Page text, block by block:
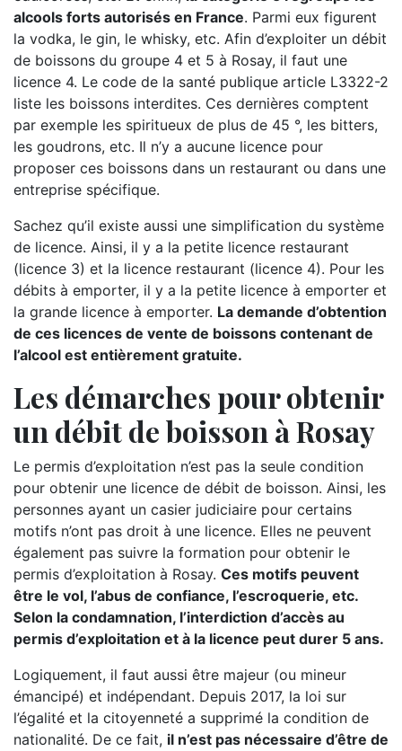
alcools forts autorisés en France. Parmi eux figurent
la vodka, le gin, le whisky, etc. Afin d’exploiter un débit
de boissons du groupe 4 et 5 à Rosay, il faut une
licence 4. Le code de la santé publique article L3322-2
liste les boissons interdites. Ces dernières comptent
par exemple les spiritueux de plus de 45 °, les bitters,
les goudrons, etc. Il n’y a aucune licence pour
proposer ces boissons dans un restaurant ou dans une
entreprise spécifique.
Sachez qu’il existe aussi une simplification du système
de licence. Ainsi, il y a la petite licence restaurant
(licence 3) et la licence restaurant (licence 4). Pour les
débits à emporter, il y a la petite licence à emporter et
la grande licence à emporter. La demande d’obtention
de ces licences de vente de boissons contenant de
l’alcool est entièrement gratuite.
Les démarches pour obtenir
un débit de boisson à Rosay
Le permis d’exploitation n’est pas la seule condition
pour obtenir une licence de débit de boisson. Ainsi, les
personnes ayant un casier judiciaire pour certains
motifs n’ont pas droit à une licence. Elles ne peuvent
également pas suivre la formation pour obtenir le
permis d’exploitation à Rosay. Ces motifs peuvent
être le vol, l’abus de confiance, l’escroquerie, etc.
Selon la condamnation, l’interdiction d’accès au
permis d’exploitation et à la licence peut durer 5 ans.
Logiquement, il faut aussi être majeur (ou mineur
émancipé) et indépendant. Depuis 2017, la loi sur
l’égalité et la citoyenneté a supprimé la condition de
nationalité. De ce fait, il n’est pas nécessaire d’être de